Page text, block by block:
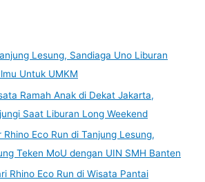
Lesung, Sandiaga Uno Liburan
Untuk UMKM
Ramah Anak di Dekat Jakarta,
Saat Liburan Long Weekend
Rhino Eco Run di Tanjung Lesung,
Teken MoU dengan UIN SMH Banten
Rhino Eco Run di Wisata Pantai